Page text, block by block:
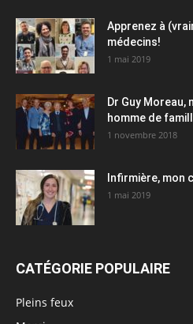
Apprenez à
médecins!
1 mai 2019
Dr Guy
homme de
1 novembre 2018
Infirmière, mon
1 mai 2019
CATÉGORIE POPULAIRE
Pleins feux